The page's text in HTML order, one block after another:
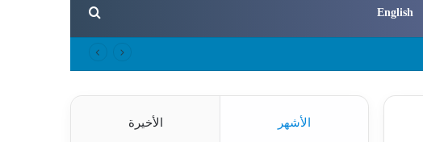
English بحث عن
الأشهر الأخيرة